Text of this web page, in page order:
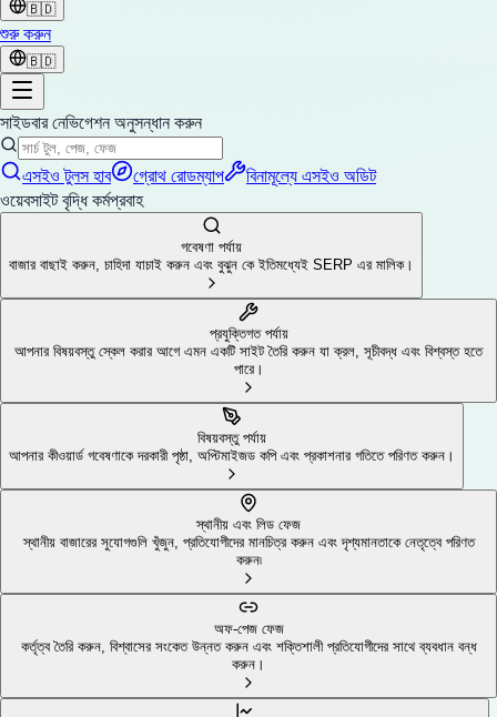
🇧🇩
শুরু করুন
🇧🇩
সাইডবার নেভিগেশন অনুসন্ধান করুন
এসইও টুলস হাব গ্রোথ রোডম্যাপ
বিনামূল্যে এসইও অডিট
ওয়েবসাইট বৃদ্ধি কর্মপ্রবাহ
গবেষণা পর্যায়
বাজার বাছাই করুন, চাহিদা যাচাই করুন এবং বুঝুন কে ইতিমধ্যেই SERP এর মালিক।
প্রযুক্তিগত পর্যায়
আপনার বিষয়বস্তু স্কেল করার আগে এমন একটি সাইট তৈরি করুন যা ক্রল, সূচীবদ্ধ এবং বিশ্বস্ত হতে
পারে।
বিষয়বস্তু পর্যায়
আপনার কীওয়ার্ড গবেষণাকে দরকারী পৃষ্ঠা, অপ্টিমাইজড কপি এবং প্রকাশনার গতিতে পরিণত করুন।
স্থানীয় এবং লিড ফেজ
স্থানীয় বাজারের সুযোগগুলি খুঁজুন, প্রতিযোগীদের মানচিত্র করুন এবং দৃশ্যমানতাকে নেতৃত্বে পরিণত
করুন৷
অফ-পেজ ফেজ
কর্তৃত্ব তৈরি করুন, বিশ্বাসের সংকেত উন্নত করুন এবং শক্তিশালী প্রতিযোগীদের সাথে ব্যবধান বন্ধ
করুন।